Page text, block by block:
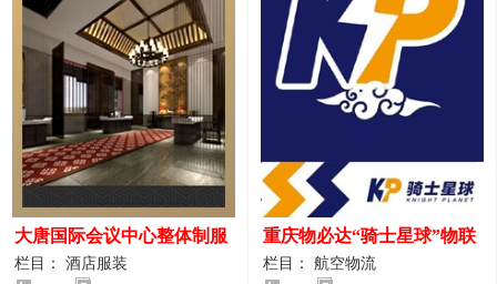
大唐国际会议中心整体制服
设计案例
栏目： 酒店服装
重庆物必达“骑士星球”物联
网派送人员服装设计案例
栏目： 航空物流